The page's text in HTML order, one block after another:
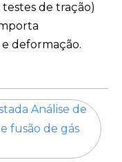
de tração)
deformação.
Análise de
fusão de gás